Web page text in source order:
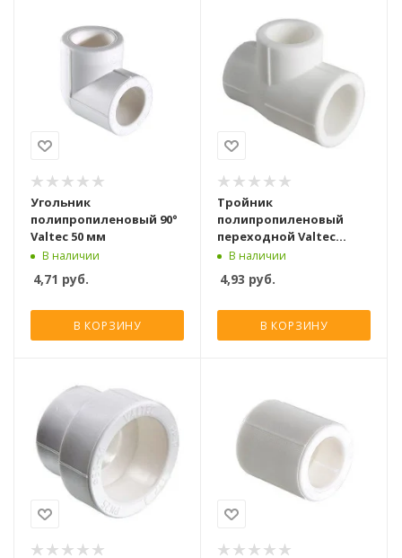
Угольник
полипропиленовый 90°
Valtec 50 мм
В наличии
4,71 руб.
В КОРЗИНУ
Тройник
полипропиленовый
переходной Valtec
50x20x50 мм
В наличии
4,93 руб.
В КОРЗИНУ